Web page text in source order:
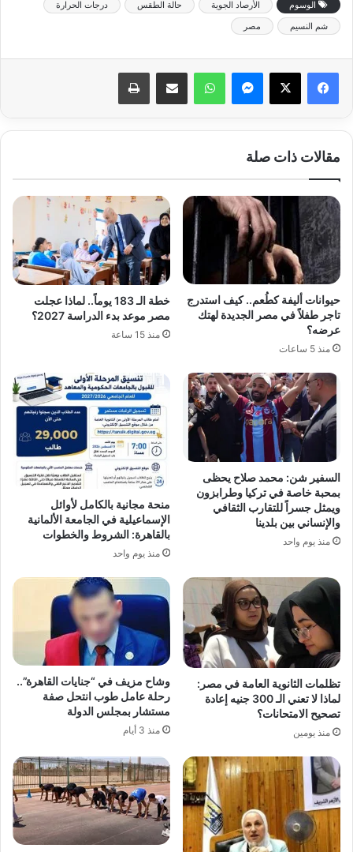
الوسوم الأرصاد الجوية حالة الطقس
درجات الحرارة
شم النسيم
مصر
ماسنجر واتساب مشاركة عبر البريد طباعة
مقالات ذات صلة
حيوانات أليفة كطُعم.. كيف استدرج
تاجر طفلاً في مصر الجديدة لهتك
عرضه؟
منذ 5 ساعات
خطة الـ 183 يوماً.. لماذا عجلت
مصر موعد بدء الدراسة 2027؟
منذ 15 ساعة
السفير شن: محمد صلاح يحظى
بمحبة خاصة في تركيا وطرابزون
ويمثل جسراً للتقارب الثقافي
والإنساني بين بلدينا
منذ يوم واحد
منحة مجانية بالكامل لأوائل
الإسماعيلية في الجامعة الألمانية
بالقاهرة: الشروط والخطوات
منذ يوم واحد
تظلمات الثانوية العامة في مصر:
لماذا لا تعني الـ 300 جنيه إعادة
تصحيح الامتحانات؟
منذ يومين
وشاح مزيف في “جنايات القاهرة”..
رحلة عامل طوب انتحل صفة
مستشار بمجلس الدولة
منذ 3 أيام